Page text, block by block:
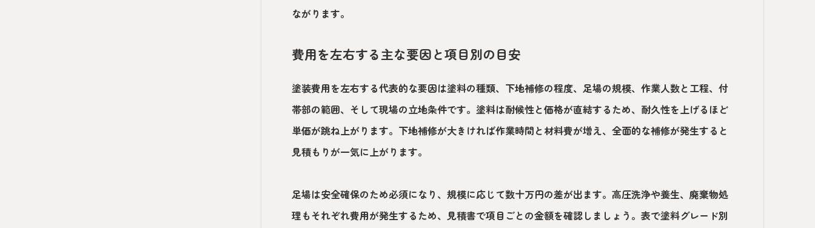
ながります。
費用を左右する主な要因と項目別の目安
塗装費用を左右する代表的な要因は塗料の種類、下地補修の程度、足場の規模、作業人数と工程、付
帯部の範囲、そして現場の立地条件です。塗料は耐候性と価格が直結するため、耐久性を上げるほど
単価が跳ね上がります。下地補修が大きければ作業時間と材料費が増え、全面的な補修が発生すると
見積もりが一気に上がります。
足場は安全確保のため必須になり、規模に応じて数十万円の差が出ます。高圧洗浄や養生、廃棄物処
理もそれぞれ費用が発生するため、見積書で項目ごとの金額を確認しましょう。表で塗料グレード別